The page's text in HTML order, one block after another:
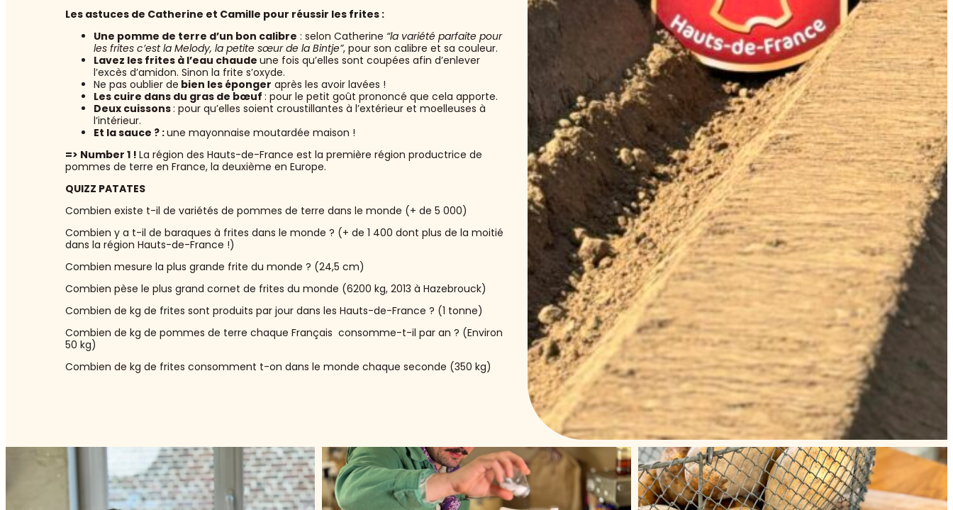
Les astuces de Catherine et Camille pour réussir les frites :
Une pomme de terre d’un bon calibre : selon Catherine “la variété parfaite pour
les frites c’est la Melody, la petite sœur de la Bintje”, pour son calibre et sa couleur.
Lavez les frites à l’eau chaude une fois qu’elles sont coupées afin d’enlever
l’excès d’amidon. Sinon la frite s’oxyde.
Ne pas oublier de bien les éponger après les avoir lavées !
Les cuire dans du gras de bœuf : pour le petit goût prononcé que cela apporte.
Deux cuissons: pour qu’elles soient croustillantes à l’extérieur et moelleuses à
l’intérieur.
Et la sauce ? :une mayonnaise moutardée maison !
=> Number 1 ! La région des Hauts-de-France est la première région productrice de
pommes de terre en France, la deuxième en Europe.
QUIZZ PATATES
Combien existe t-il de variétés de pommes de terre dans le monde (+ de 5 000)
Combien y a t-il de baraques à frites dans le monde ? (+ de 1 400 dont plus de la moitié
dans la région Hauts-de-France !)
Combien mesure la plus grande frite du monde ? (24,5 cm)
Combien pèse le plus grand cornet de frites du monde (6200 kg, 2013 à Hazebrouck)
Combien de kg de frites sont produits par jour dans les Hauts-de-France ? (1 tonne)
Combien de kg de pommes de terre chaque Français consomme-t-il par an ? (Environ
50 kg)
Combien de kg de frites consomment t-on dans le monde chaque seconde (350 kg)